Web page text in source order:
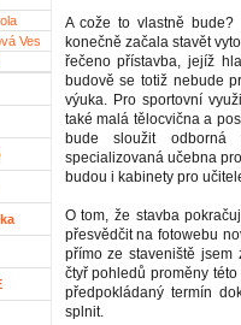
Ves
A cože to vlastně bude?
konečně začala stavět
řečeno přístavba, jejíž
budově se totiž nebude
výuka. Pro sportovní
také malá tělocvična a
bude sloužit odborná
specializovaná učebna
budou i kabinety pro
O tom, že stavba
přesvědčit na fotowebu
přímo ze staveniště jsem
čtyř pohledů proměny
předpokládaný termín
splnit.